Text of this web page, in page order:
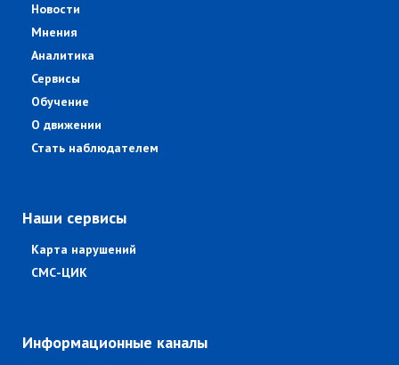
Новости
Мнения
Аналитика
Сервисы
Обучение
О движении
Стать наблюдателем
Наши сервисы
Карта нарушений
СМС-ЦИК
Информационные каналы